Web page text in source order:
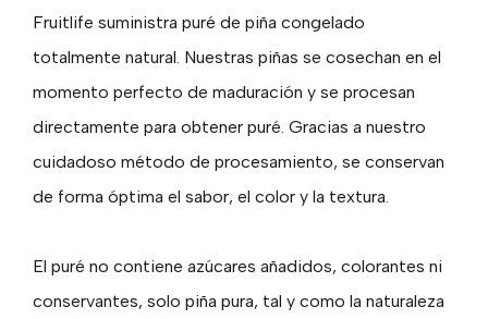
Fruitlife suministra puré de piña congelado
totalmente natural. Nuestras piñas se cosechan en el
momento perfecto de maduración y se procesan
directamente para obtener puré. Gracias a nuestro
cuidadoso método de procesamiento, se conservan
de forma óptima el sabor, el color y la textura.
El puré no contiene azúcares añadidos, colorantes ni
conservantes, solo piña pura, tal y como la naturaleza